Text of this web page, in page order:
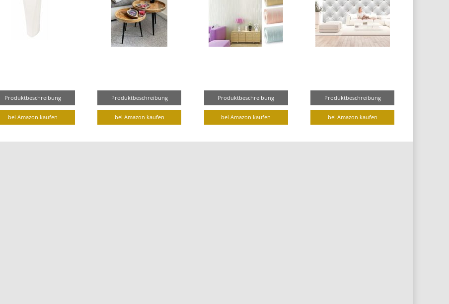
Produktbeschreibung
bei Amazon kaufen
Produktbeschreibung
bei Amazon kaufen
Produktbeschreibung
bei Amazon kaufen
Produktbeschreibung
bei Amazon kaufen